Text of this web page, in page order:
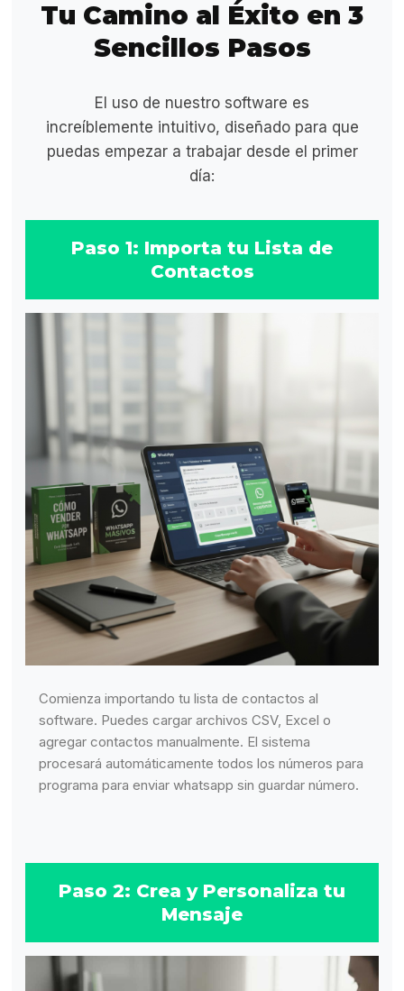
Tu Camino al Éxito en 3
Sencillos Pasos
El uso de nuestro software es
increíblemente intuitivo, diseñado para que
puedas empezar a trabajar desde el primer
día:
Paso 1: Importa tu Lista de
Contactos
Comienza importando tu lista de contactos al
software. Puedes cargar archivos CSV, Excel o
agregar contactos manualmente. El sistema
procesará automáticamente todos los números para
programa para enviar whatsapp sin guardar número.
Paso 2: Crea y Personaliza tu
Mensaje